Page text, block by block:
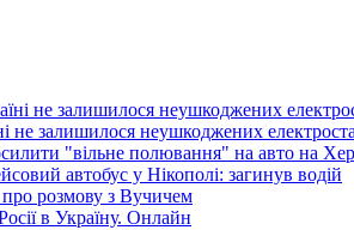
не залишилося неушкоджених
"вільне полювання" на авто на
автобус у Нікополі: загинув водій
про розмову з Вучичем
в Україну. Онлайн